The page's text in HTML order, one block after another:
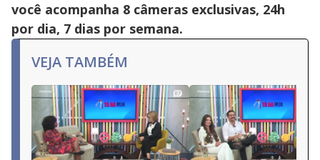
você acompanha 8 câmeras exclusivas, 24h
por dia, 7 dias por semana.
VEJA TAMBÉM